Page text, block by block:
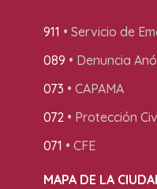
911 • Servicio de
089 • Denuncia
073 • CAPAMA
072• Protección
071 • CFE
MAPA DE LA